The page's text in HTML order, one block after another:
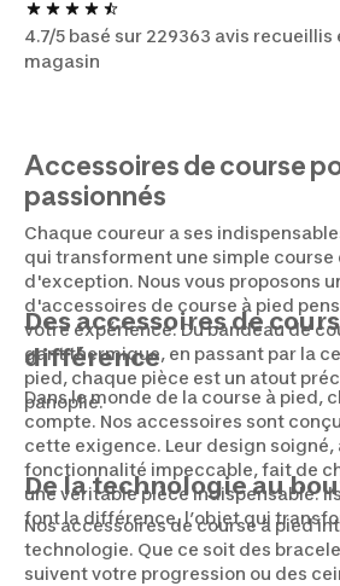
4.7/5 basé sur 229363 avis recueillis
magasin
Accessoires de course
passionnés
Chaque coureur a ses
qui transforment une simple course
d'exception. Nous vous proposons
d'accessoires de course à pied
votre expérience. Du bandeau de
gant thermique, en passant par la
pied, chaque pièce est un atout
panoplie.
Des accessoires de
différence
Dans le monde de la course à pied,
compte. Nos accessoires sont
cette exigence. Leur design soigné,
fonctionnalité impeccable, fait de
une véritable pièce indispensable.
font la différence, l’objet qui
De la technologie au
Nos accessoires de course à pied
technologie. Que ce soit des
suivent votre progression ou des